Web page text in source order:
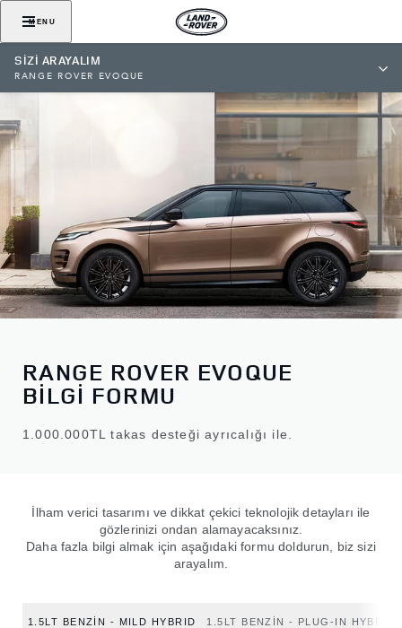
MENU
SİZİ ARAYALIM
RANGE ROVER EVOQUE
RANGE ROVER EVOQUE
BİLGİ FORMU
1.000.000TL takas desteği ayrıcalığı ile.
İlham verici tasarımı ve dikkat çekici teknolojik detayları ile
gözlerinizi ondan alamayacaksınız.
Daha fazla bilgi almak için aşağıdaki formu doldurun, biz sizi
arayalım.
1.5LT BENZIN - MILD HYBRID 1.5LT BENZIN - PLUG-IN HYBRID